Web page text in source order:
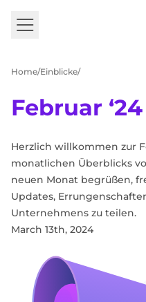
DE
Select your language
Produkte
Fallstudien
Einblicke
Über uns
Erstberatung
Home Einblicke
Februar ‘24
Herzlich willkommen zur
monatlichen Überblicks
neuen Monat begrüßen,
Updates,
Unternehmens zu teilen.
March 13th, 2024